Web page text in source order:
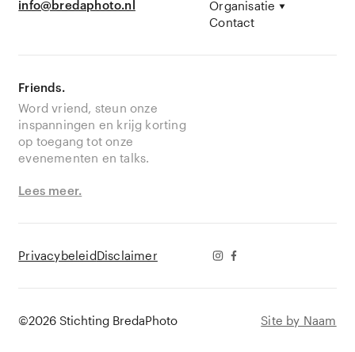
info@bredaphoto.nl
Organisatie
Contact
Friends.
Word vriend, steun onze
inspanningen en krijg korting
op toegang tot onze
evenementen en talks.
Lees meer.
©2026 Stichting BredaPhoto
PrivacybeleidDisclaimer
Site by Naam